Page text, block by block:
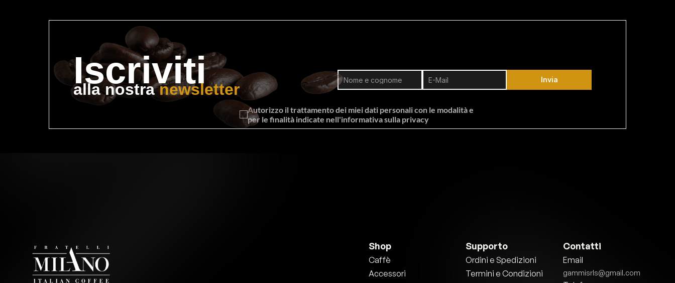
Iscriviti
alla nostra newsletter
Invia
Autorizzo il trattamento dei miei dati personali con le modalità e
per le finalità indicate nell'informativa sulla privacy
Shop
Caffè
Accessori
Supporto
Ordini e Spedizioni
Termini e Condizioni
Contatti
Email
gammisrls@gmail.com